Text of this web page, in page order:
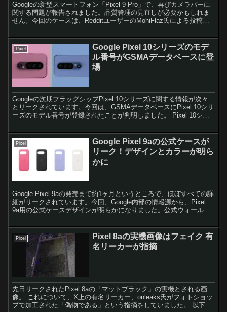
Googleの新型スマートフォン「Pixel 9 Pro」で、再びカメラバーに
関する問題が報告されました。品質管理の見直しが必要かもしれま
せん。今回のケースは、RedditユーザーのMohiFlaz氏による投稿か
Pixel
Google Pixel 10シリーズのモデ
ル番号がGSMAデータベースに登
場
Googleの次期フラッグシップPixel 10シリーズに関する情報が次々
とリークされています。今回は、GSMAデータベースにPixel 10シリ
ーズのモデル番号が登録されたことが判明しました。 Pixel 10シリ
Pixel
Google Pixel 9aの公式ケースが
リーク！デザインとカラーが明ら
かに
Google Pixel 9aの発売まで約1ヶ月というところで、ほぼすべての詳
細がリークされています。今回、Google内部の情報源から、Pixel
9a用の公式ケースデザインが明らかになりました。公式ウォールペ
Pixel
Pixel 8aの実機画像はフェイク 有
名リーカーが指摘
先日リークされたPixel 8aの「マットブラック」の実機とされる画
像。 これについて、X上の有名リーカー、onleaks氏がフォトショッ
プで加工された「偽物である」という指摘をしていました。 以下は